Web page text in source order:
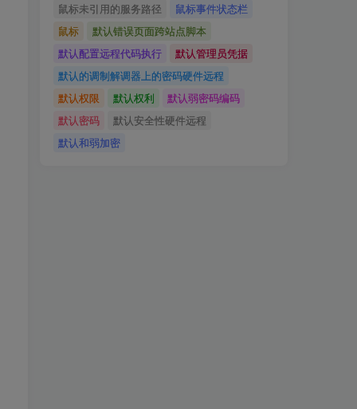
鼠标未引用的服务路径
鼠标事件状态栏
鼠标
默认错误页面跨站点脚本
默认配置远程代码执行
默认管理员凭据
默认的调制解调器上的密码硬件远程
默认权限
默认权利
默认弱密码编码
默认密码
默认安全性硬件远程
默认和弱加密